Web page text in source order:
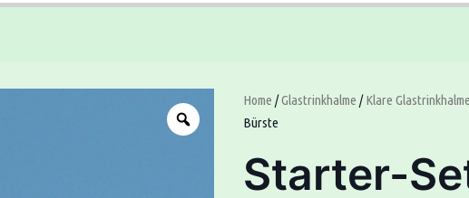
Home /Glastrinkhalme /Klare Glastrinkhalme
Bürste
Starter-